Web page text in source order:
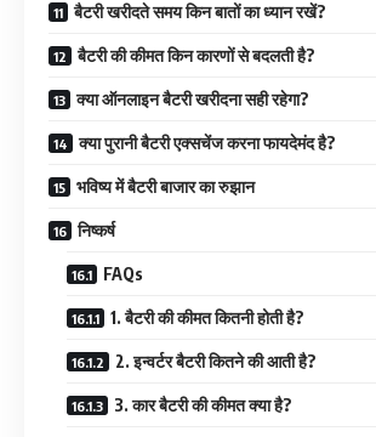
बैटरी खरीदते समय किन बातों का ध्यान रखें?
बैटरी की कीमत किन कारणों से बदलती है?
क्या ऑनलाइन बैटरी खरीदना सही रहेगा?
क्या पुरानी बैटरी एक्सचेंज करना फायदेमंद है?
भविष्य में बैटरी बाजार का रुझान
निष्कर्ष
FAQs
1. बैटरी की कीमत कितनी होती है?
2. इन्वर्टर बैटरी कितने की आती है?
3. कार बैटरी की कीमत क्या है?